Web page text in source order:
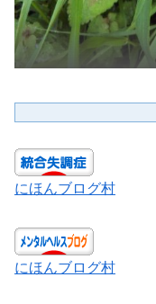
にほんブログ村
にほんブログ村